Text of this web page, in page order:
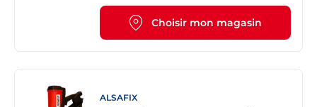
Choisir mon magasin
ALSAFIX